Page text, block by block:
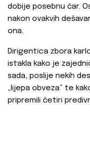
dobije posebnu čar.
nakon ovakvih
ona.
Dirigentica zbora
istakla kako je
sada, poslije nekih
„lijepa obveza” te
pripremili četiri